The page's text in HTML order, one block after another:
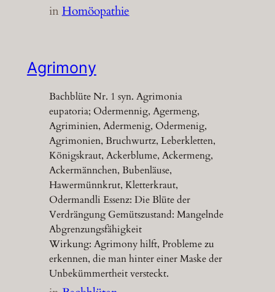
inHomöopathie
Agrimony
Bachblüte Nr. 1 syn. Agrimonia
eupatoria; Odermennig, Agermeng,
Agriminien, Adermenig, Odermenig,
Agrimonien, Bruchwurtz, Leberkletten,
Königskraut, Ackerblume, Ackermeng,
Ackermännchen, Bubenläuse,
Hawermünnkrut, Kletterkraut,
Odermandli Essenz: Die Blüte der
Verdrängung Gemütszustand: Mangelnde
Abgrenzungsfähigkeit
Wirkung: Agrimony hilft, Probleme zu
erkennen, die man hinter einer Maske der
Unbekümmertheit versteckt.